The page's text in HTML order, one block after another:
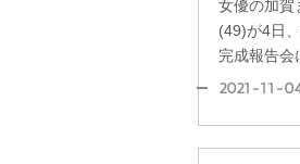
女優の加賀
(49)が4日
完成報告会
2021-11-